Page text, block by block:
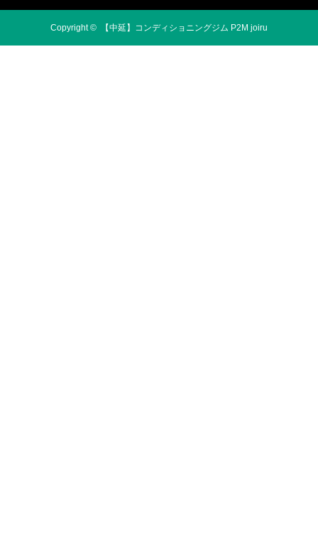
Copyright © 【中延】コンディショニングジム P2M joiru